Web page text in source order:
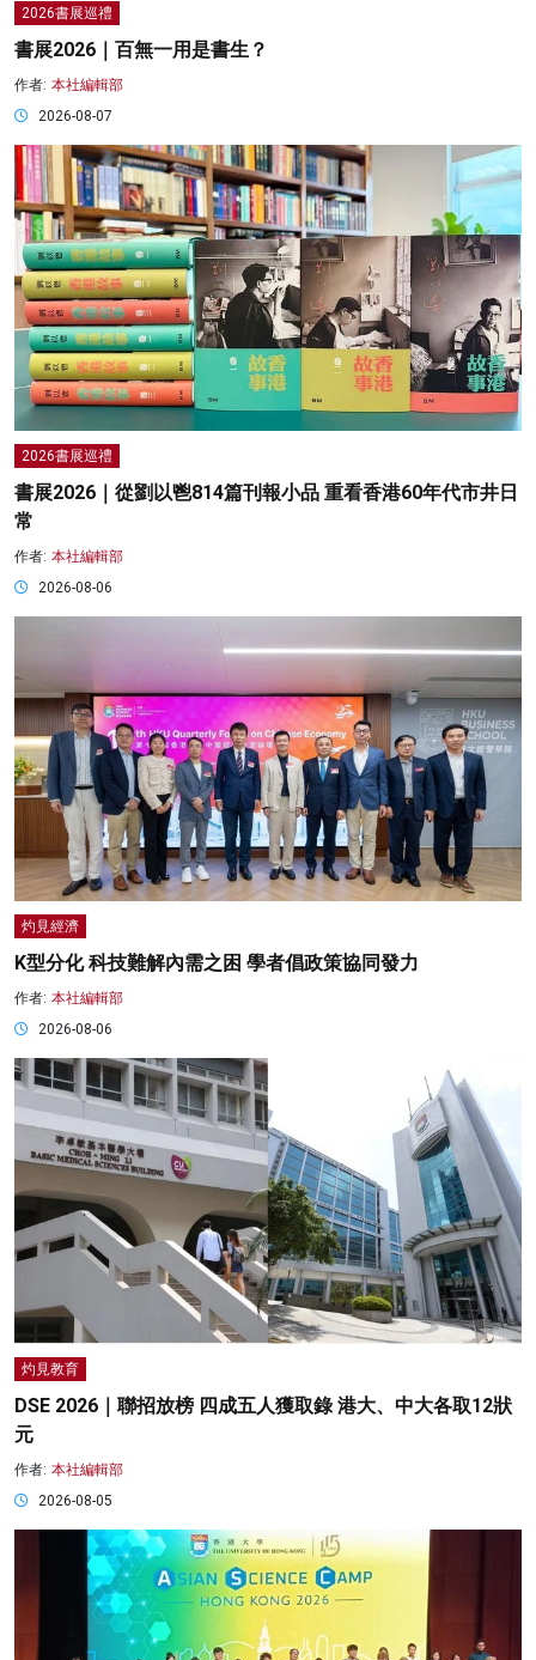
2026書展巡禮
書展2026｜百無一用是書生？
作者: 本社編輯部
2026-08-07
2026書展巡禮
書展2026｜從劉以鬯814篇刊報小品 重看香港60年代市井日
常
作者: 本社編輯部
2026-08-06
灼見經濟
K型分化 科技難解內需之困 學者倡政策協同發力
作者: 本社編輯部
2026-08-06
灼見教育
DSE 2026｜聯招放榜 四成五人獲取錄 港大、中大各取12狀
元
作者: 本社編輯部
2026-08-05